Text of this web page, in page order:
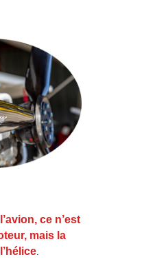
ce n’est
mais la
.